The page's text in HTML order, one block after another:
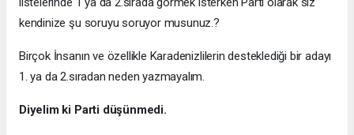
kendinize şu soruyu soruyor musunuz.?
Birçok İnsanın ve özellikle Karadenizlilerin desteklediği bir adayı
1. ya da 2.sıradan neden yazmayalım.
Diyelim ki Parti düşünmedi.